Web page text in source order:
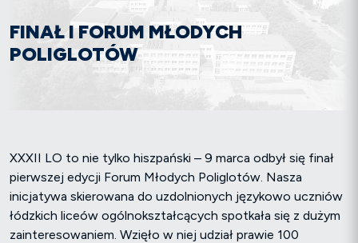
FINAŁ I FORUM MŁODYCH
POLIGLOTÓW
XXXII LO to nie tylko hiszpański – 9 marca odbył się finał
pierwszej edycji Forum Młodych Poliglotów. Nasza
inicjatywa skierowana do uzdolnionych językowo uczniów
łódzkich liceów ogólnokształcących spotkała się z dużym
zainteresowaniem. Wzięło w niej udział prawie 100